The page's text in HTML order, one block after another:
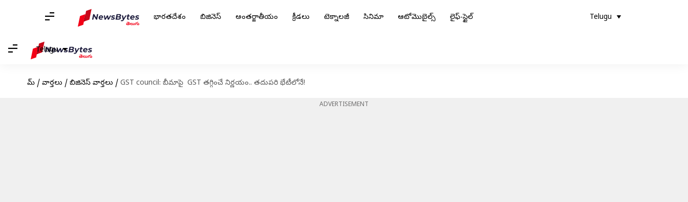
భారతదేశం బిజినెస్ అంతర్జాతీయం క్రీడలు టెక్నాలజీ సినిమా ఆటోమొబైల్స్ లైఫ్-స్టైల్ Telugu
Telugu
హోమ్ / వార్తలు / బిజినెస్ వార్తలు / GST council: బీమాపై GST తగ్గించే నిర్ణయం.. తదుపరి భేటీలోనే!
ADVERTISEMENT